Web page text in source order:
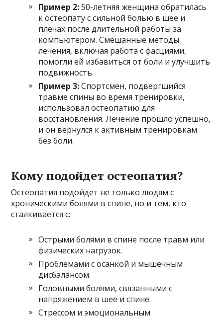
Пример 2:50-летняя женщина обратилась
к остеопату с сильной болью в шее и
плечах после длительной работы за
компьютером. Смешанные методы
лечения, включая работа с фасциями,
помогли ей избавиться от боли и улучшить
подвижность.
Пример 3:Спортсмен, подвергшийся
травме спины во время тренировки,
использовал остеопатию для
восстановления. Лечение прошло успешно,
и он вернулся к активным тренировкам
без боли.
Кому подойдет остеопатия?
Остеопатия подойдет не только людям с
хроническими болями в спине, но и тем, кто
сталкивается с:
Острыми болями в спине после травм или
физических нагрузок.
Проблемами с осанкой и мышечным
дисбалансом.
Головными болями, связанными с
напряжением в шее и спине.
Стрессом и эмоциональным